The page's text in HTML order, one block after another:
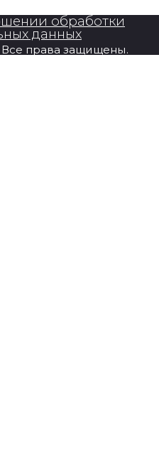
обработки
данных
Все права защищены.